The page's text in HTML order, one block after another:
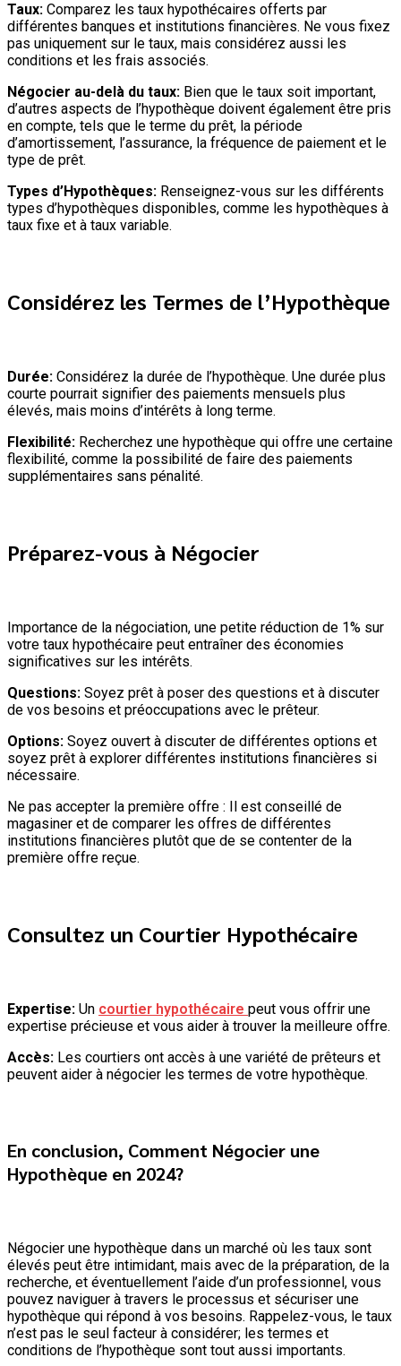
Taux: Comparez les taux hypothécaires offerts par
différentes banques et institutions financières. Ne vous fixez
pas uniquement sur le taux, mais considérez aussi les
conditions et les frais associés.
Négocier au-delà du taux: Bien que le taux soit important,
d’autres aspects de l’hypothèque doivent également être pris
en compte, tels que le terme du prêt, la période
d’amortissement, l’assurance, la fréquence de paiement et le
type de prêt.
Types d’Hypothèques: Renseignez-vous sur les différents
types d’hypothèques disponibles, comme les hypothèques à
taux fixe et à taux variable.
Considérez les Termes de l’Hypothèque
Durée: Considérez la durée de l’hypothèque. Une durée plus
courte pourrait signifier des paiements mensuels plus
élevés, mais moins d’intérêts à long terme.
Flexibilité: Recherchez une hypothèque qui offre une certaine
flexibilité, comme la possibilité de faire des paiements
supplémentaires sans pénalité.
Préparez-vous à Négocier
Importance de la négociation, une petite réduction de 1% sur
votre taux hypothécaire peut entraîner des économies
significatives sur les intérêts.
Questions: Soyez prêt à poser des questions et à discuter
de vos besoins et préoccupations avec le prêteur.
Options: Soyez ouvert à discuter de différentes options et
soyez prêt à explorer différentes institutions financières si
nécessaire.
Ne pas accepter la première offre : Il est conseillé de
magasiner et de comparer les offres de différentes
institutions financières plutôt que de se contenter de la
première offre reçue.
Consultez un Courtier Hypothécaire
Expertise: Un courtier hypothécaire peut vous offrir une
expertise précieuse et vous aider à trouver la meilleure offre.
Accès: Les courtiers ont accès à une variété de prêteurs et
peuvent aider à négocier les termes de votre hypothèque.
En conclusion, Comment Négocier une
Hypothèque en 2024?
Négocier une hypothèque dans un marché où les taux sont
élevés peut être intimidant, mais avec de la préparation, de la
recherche, et éventuellement l’aide d’un professionnel, vous
pouvez naviguer à travers le processus et sécuriser une
hypothèque qui répond à vos besoins. Rappelez-vous, le taux
n’est pas le seul facteur à considérer; les termes et
conditions de l’hypothèque sont tout aussi importants.